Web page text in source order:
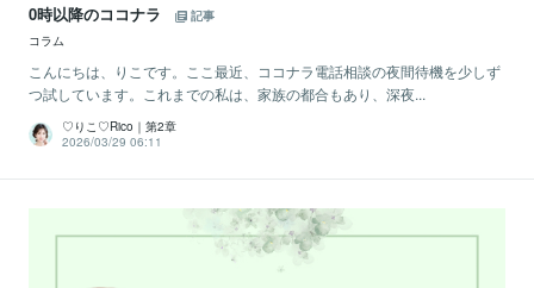
0時以降のココナラ
記事
コラム
こんにちは、りこです。ここ最近、ココナラ電話相談の夜間待機を少しず
つ試しています。これまでの私は、家族の都合もあり、深夜...
♡りこ♡Rico｜第2章
2026/03/29 06:11